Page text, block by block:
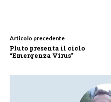
Articolo precedente
Pluto presenta il ciclo
“Emergenza Virus”